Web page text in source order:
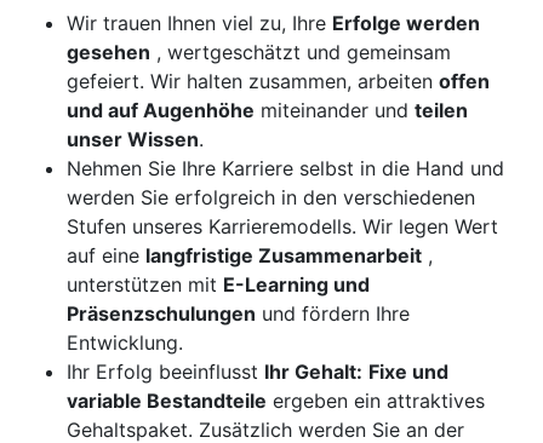
Wir trauen Ihnen viel zu, Ihre Erfolge werden
gesehen , wertgeschätzt und gemeinsam
gefeiert. Wir halten zusammen, arbeiten offen
und auf Augenhöhe miteinander und teilen
unser Wissen.
Nehmen Sie Ihre Karriere selbst in die Hand und
werden Sie erfolgreich in den verschiedenen
Stufen unseres Karrieremodells. Wir legen Wert
auf eine langfristige Zusammenarbeit ,
unterstützen mit E-Learning und
Präsenzschulungen und fördern Ihre
Entwicklung.
Ihr Erfolg beeinflusst Ihr Gehalt: Fixe und
variable Bestandteile ergeben ein attraktives
Gehaltspaket. Zusätzlich werden Sie an der